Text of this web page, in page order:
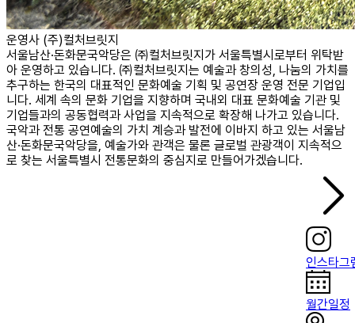
운영사 (주)컬처브릿지
서울남산·돈화문국악당은 ㈜컬처브릿지가 서울특별시로부터 위탁받
아 운영하고 있습니다. ㈜컬처브릿지는 예술과 창의성, 나눔의 가치를
추구하는 한국의 대표적인 문화예술 기획 및 공연장 운영 전문 기업입
니다. 세계 속의 문화 기업을 지향하며 국내외 대표 문화예술 기관 및
기업들과의 공동협력과 사업을 지속적으로 확장해 나가고 있습니다.
국악과 전통 공연예술의 가치 계승과 발전에 이바지 하고 있는 서울남
산·돈화문국악당을, 예술가와 관객은 물론 글로벌 관광객이 지속적으
로 찾는 서울특별시 전통문화의 중심지로 만들어가겠습니다.
인스타그
월간일정